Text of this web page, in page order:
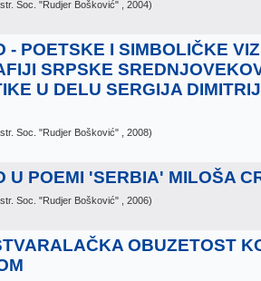
Soc. "Rudjer Bošković" , 2004)
- POETSKE I SIMBOLIČKE
SRPSKE
U DELU SERGIJA
Soc. "Rudjer Bošković" , 2008)
U POEMI 'SERBIA' MILOŠA
Soc. "Rudjer Bošković" , 2006)
OBUZETOST